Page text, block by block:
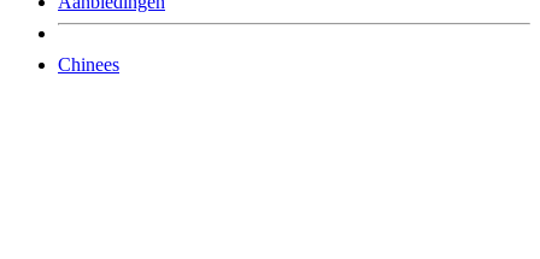
Chinees